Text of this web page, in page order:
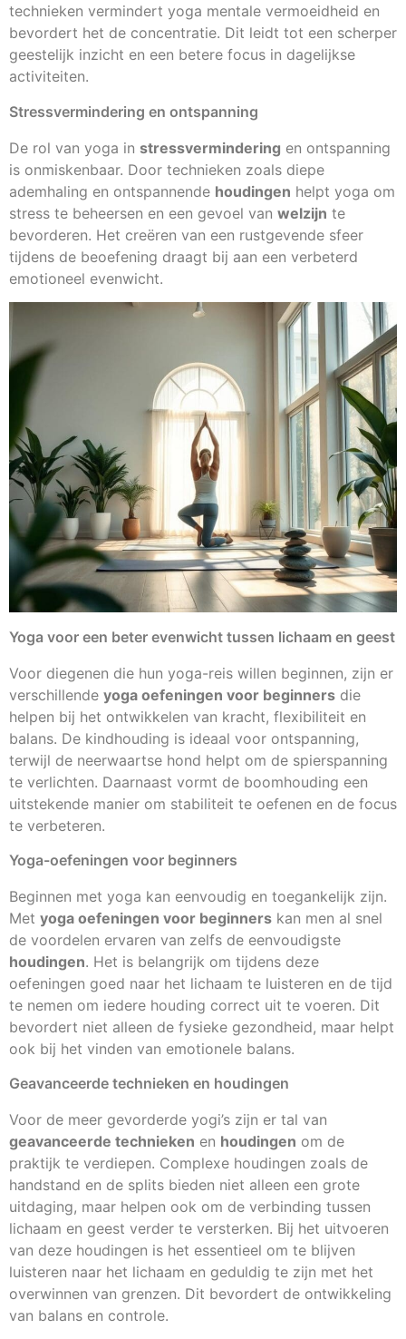
technieken vermindert yoga mentale vermoeidheid en
bevordert het de concentratie. Dit leidt tot een scherper
geestelijk inzicht en een betere focus in dagelijkse
activiteiten.
Stressvermindering en ontspanning
De rol van yoga in stressvermindering en ontspanning
is onmiskenbaar. Door technieken zoals diepe
ademhaling en ontspannende houdingen helpt yoga om
stress te beheersen en een gevoel van welzijn te
bevorderen. Het creëren van een rustgevende sfeer
tijdens de beoefening draagt bij aan een verbeterd
emotioneel evenwicht.
Yoga voor een beter evenwicht tussen lichaam en geest
Voor diegenen die hun yoga-reis willen beginnen, zijn er
verschillende yoga oefeningen voor beginners die
helpen bij het ontwikkelen van kracht, flexibiliteit en
balans. De kindhouding is ideaal voor ontspanning,
terwijl de neerwaartse hond helpt om de spierspanning
te verlichten. Daarnaast vormt de boomhouding een
uitstekende manier om stabiliteit te oefenen en de focus
te verbeteren.
Yoga-oefeningen voor beginners
Beginnen met yoga kan eenvoudig en toegankelijk zijn.
Met yoga oefeningen voor beginners kan men al snel
de voordelen ervaren van zelfs de eenvoudigste
houdingen. Het is belangrijk om tijdens deze
oefeningen goed naar het lichaam te luisteren en de tijd
te nemen om iedere houding correct uit te voeren. Dit
bevordert niet alleen de fysieke gezondheid, maar helpt
ook bij het vinden van emotionele balans.
Geavanceerde technieken en houdingen
Voor de meer gevorderde yogi’s zijn er tal van
geavanceerde technieken en houdingen om de
praktijk te verdiepen. Complexe houdingen zoals de
handstand en de splits bieden niet alleen een grote
uitdaging, maar helpen ook om de verbinding tussen
lichaam en geest verder te versterken. Bij het uitvoeren
van deze houdingen is het essentieel om te blijven
luisteren naar het lichaam en geduldig te zijn met het
overwinnen van grenzen. Dit bevordert de ontwikkeling
van balans en controle.